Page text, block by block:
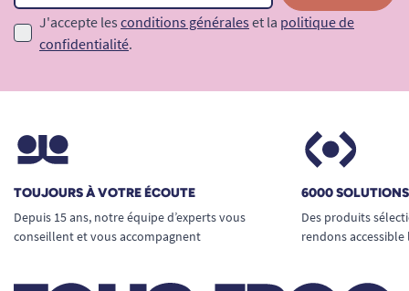
J'accepte les conditions générales et la politique de
confidentialité.
TOUJOURS À VOTRE ÉCOUTE
Depuis 15 ans, notre équipe d’experts vous
conseillent et vous accompagnent
6000
Des produits
rendons